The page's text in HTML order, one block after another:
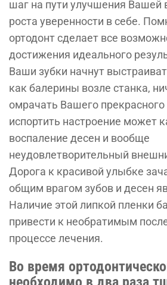
шаг на пути улучшения Вашей
роста уверенности в себе.
ортодонт сделает все
достижения идеального
Ваши зубки начнут
как балерины возле станка,
омрачать Вашего прекрасного
испортить настроение может
воспаление десен и вообще
неудовлетворительный
Дорога к красивой улыбке
общим врагом зубов и десен
Наличие этой липкой пленки
привести к необратимым
процессе лечения.
Во время